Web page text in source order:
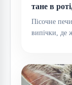
тане в
Пісочне
випічки, де